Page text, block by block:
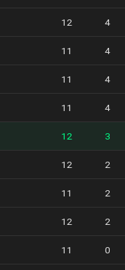
12 4
11 4
11 4
11 4
12 3
12 2
11 2
12 2
11 0